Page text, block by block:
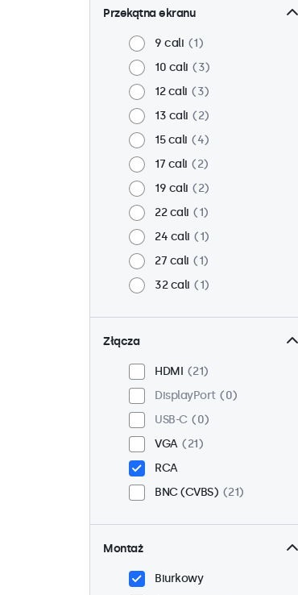
Przekątna ekranu
9 cali
1
10 cali
3
12 cali
3
13 cali
2
15 cali
4
17 cali
2
19 cali
2
22 cali
1
24 cali
1
27 cali
1
32 cali
1
Złącza
HDMI
21
DisplayPort
0
USB-C
0
VGA
21
RCA
BNC (CVBS)
21
Montaż
Biurkowy